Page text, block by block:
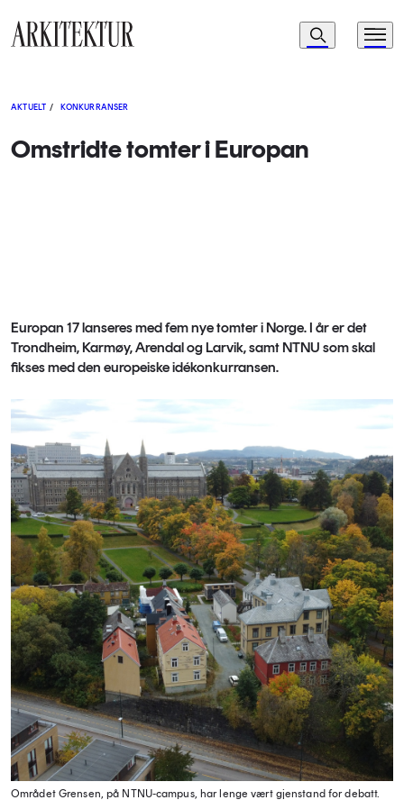
Navigasjon
Søk Meny
AKTUELT / KONKURRANSER
Omstridte tomter i Europan
Europan 17 lanseres med fem nye tomter i Norge. I år er det
Trondheim, Karmøy, Arendal og Larvik, samt NTNU som skal
fikses med den europeiske idékonkurransen.
Området Grensen, på NTNU-campus, har lenge vært gjenstand for debatt.